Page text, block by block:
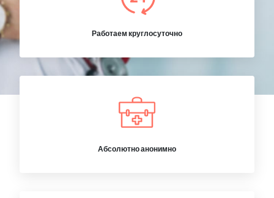
Работаем круглосуточно
Абсолютно анонимно